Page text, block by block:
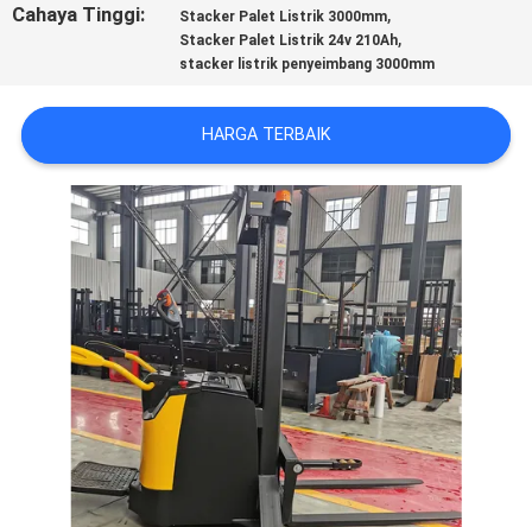
PERMINTAAN
PENAWARAN
SITEMAP
PRIVACY
POLICY
Cahaya Tinggi: Stacker Palet Listrik 3000mm,
Stacker Palet Listrik 24v 210Ah,
stacker listrik penyeimbang 3000mm
HARGA TERBAIK